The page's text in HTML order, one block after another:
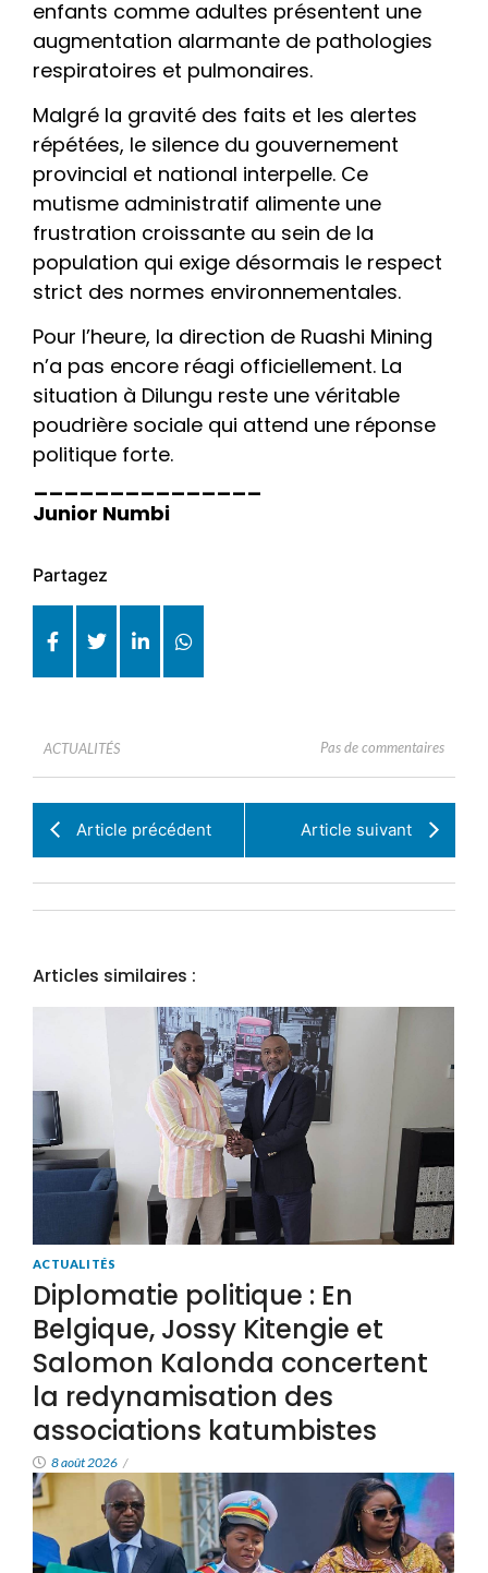
enfants comme adultes présentent une
augmentation alarmante de pathologies
respiratoires et pulmonaires.
​Malgré la gravité des faits et les alertes
répétées, le silence du gouvernement
provincial et national interpelle. Ce
mutisme administratif alimente une
frustration croissante au sein de la
population qui exige désormais le respect
strict des normes environnementales.
Pour l’heure, la direction de Ruashi Mining
n’a pas encore réagi officiellement. La
situation à Dilungu reste une véritable
poudrière sociale qui attend une réponse
politique forte.
Junior Numbi
Partagez
ACTUALITÉS Pas de commentaires
Article précédent Article suivant
Articles similaires :
ACTUALITÉS
Diplomatie politique : En
Belgique, Jossy Kitengie et
Salomon Kalonda concertent
la redynamisation des
associations katumbistes
8 août 2026 /